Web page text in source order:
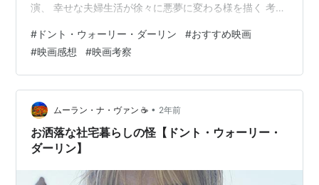
演、 幸せな夫婦生活が徐々に悪夢に変わる様を描く 考察
想と解説を行っていきます！
# ドント・ウォーリー・ダーリン #おすすめ映画
#映画感想 #映画考察
ムーラン・ナ・ヴァン ☕️ • 2年前
お洒落な社宅暮らしの怪【ドント・ウォーリー・
ダーリン】